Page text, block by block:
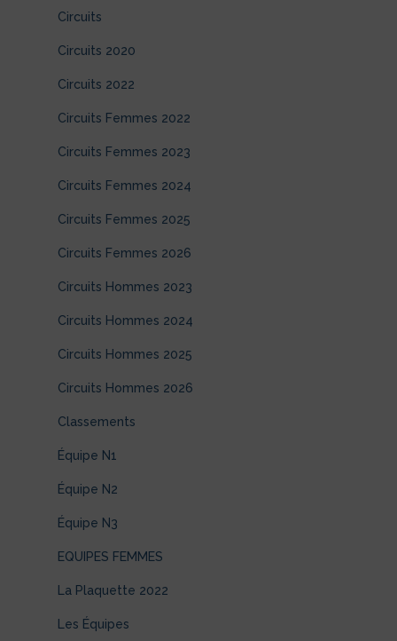
Circuits
Circuits 2020
Circuits 2022
Circuits Femmes 2022
Circuits Femmes 2023
Circuits Femmes 2024
Circuits Femmes 2025
Circuits Femmes 2026
Circuits Hommes 2023
Circuits Hommes 2024
Circuits Hommes 2025
Circuits Hommes 2026
Classements
Équipe N1
Équipe N2
Équipe N3
EQUIPES FEMMES
La Plaquette 2022
Les Équipes